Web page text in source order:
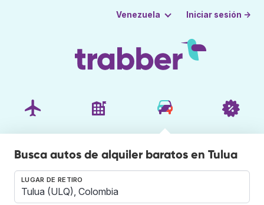
Venezuela Iniciar sesión →
Busca autos de alquiler baratos en Tulua
LUGAR DE RETIRO